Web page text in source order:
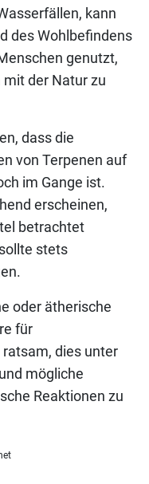
kann
des Wohlbefindens
genutzt,
der Natur zu
dass die
von Terpenen auf
im Gange ist.
erscheinen,
betrachtet
stets
oder ätherische
für
dies unter
mögliche
Reaktionen zu